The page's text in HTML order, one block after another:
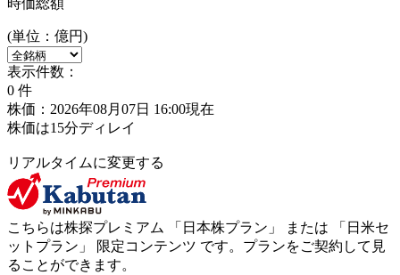
(単位：億円)
表示件数：
0 件
株価：2026年08月07日 16:00現在
株価は15分ディレイ
リアルタイムに変更する
こちらは株探プレミアム 「 日本株プラン 」 または 「 日米セ
ットプラン 」 限定コンテンツ です。プランをご契約して見
ることができます。